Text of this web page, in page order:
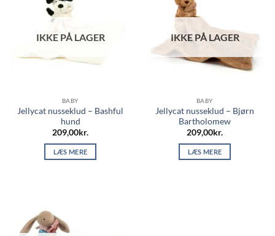
IKKE PÅ LAGER
BABY
Jellycat nusseklud – Bashful
hund
209,00kr.
LÆS MERE
IKKE PÅ LAGER
BABY
Jellycat nusseklud – Bjørn
Bartholomew
209,00kr.
LÆS MERE